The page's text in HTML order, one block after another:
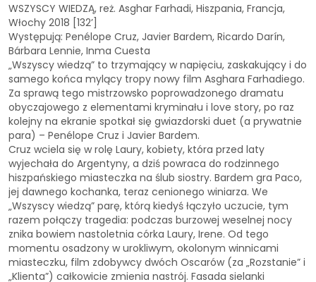
WSZYSCY WIEDZĄ, reż. Asghar Farhadi, Hiszpania, Francja,
Włochy 2018 [132’]
Występują: Penélope Cruz, Javier Bardem, Ricardo Darín,
Bárbara Lennie, Inma Cuesta
„Wszyscy wiedzą” to trzymający w napięciu, zaskakujący i do
samego końca mylący tropy nowy film Asghara Farhadiego.
Za sprawą tego mistrzowsko poprowadzonego dramatu
obyczajowego z elementami kryminału i love story, po raz
kolejny na ekranie spotkał się gwiazdorski duet (a prywatnie
para) – Penélope Cruz i Javier Bardem.
Cruz wciela się w rolę Laury, kobiety, która przed laty
wyjechała do Argentyny, a dziś powraca do rodzinnego
hiszpańskiego miasteczka na ślub siostry. Bardem gra Paco,
jej dawnego kochanka, teraz cenionego winiarza. We
„Wszyscy wiedzą” parę, którą kiedyś łączyło uczucie, tym
razem połączy tragedia: podczas burzowej weselnej nocy
znika bowiem nastoletnia córka Laury, Irene. Od tego
momentu osadzony w urokliwym, okolonym winnicami
miasteczku, film zdobywcy dwóch Oscarów (za „Rozstanie” i
„Klienta”) całkowicie zmienia nastrój. Fasada sielanki